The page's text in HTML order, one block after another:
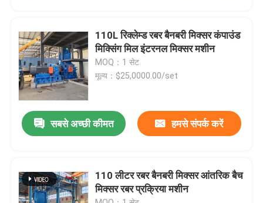
गुणवत्ता नियंत्रण
संपर्क करें
समाचार
रबर प्रक्रिया मशीन
110L रिक्लेम्ड रबर बैनबरी मिक्सर कंपाउंड
मिक्सिंग मिल इंटरनल मिक्सर मशीन
MOQ：1 सेट
मूल्य：$25,0000.00/set
सबसे अच्छी कीमत हमसे संपर्क करें
110 लीटर रबर बैनबरी मिक्सर आंतरिक बैच
मिक्सर रबर प्रक्रिया मशीन